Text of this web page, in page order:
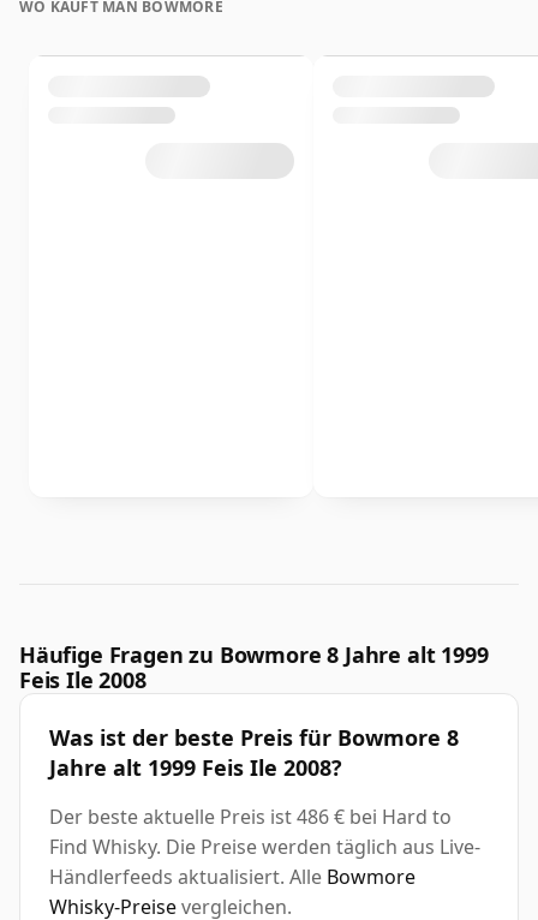
WO KAUFT MAN BOWMORE
Häufige Fragen zu Bowmore 8 Jahre alt 1999
Feis Ile 2008
Was ist der beste Preis für Bowmore 8
Jahre alt 1999 Feis Ile 2008?
Der beste aktuelle Preis ist 486 € bei Hard to
Find Whisky. Die Preise werden täglich aus Live-
Händlerfeeds aktualisiert. Alle Bowmore
Whisky-Preisevergleichen.